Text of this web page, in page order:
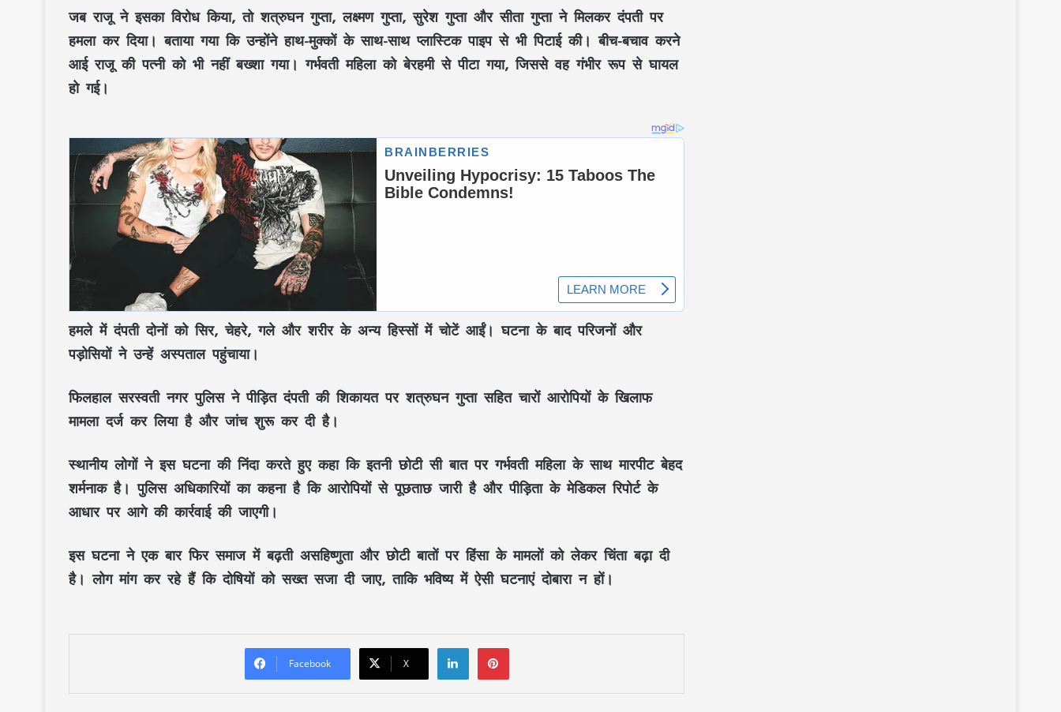
जब राजू ने इसका विरोध किया, तो शत्रुघन गुप्ता, लक्ष्मण गुप्ता, सुरेश गुप्ता और सीता गुप्ता ने मिलकर दंपती पर
हमला कर दिया। बताया गया कि उन्होंने हाथ-मुक्कों के साथ-साथ प्लास्टिक पाइप से भी पिटाई की। बीच-बचाव करने
आई राजू की पत्नी को भी नहीं बख्शा गया। गर्भवती महिला को बेरहमी से पीटा गया, जिससे वह गंभीर रूप से घायल
हो गई।
हमले में दंपती दोनों को सिर, चेहरे, गले और शरीर के अन्य हिस्सों में चोटें आईं। घटना के बाद परिजनों और
पड़ोसियों ने उन्हें अस्पताल पहुंचाया।
फिलहाल सरस्वती नगर पुलिस ने पीड़ित दंपती की शिकायत पर शत्रुघन गुप्ता सहित चारों आरोपियों के खिलाफ
मामला दर्ज कर लिया है और जांच शुरू कर दी है।
स्थानीय लोगों ने इस घटना की निंदा करते हुए कहा कि इतनी छोटी सी बात पर गर्भवती महिला के साथ मारपीट बेहद
शर्मनाक है। पुलिस अधिकारियों का कहना है कि आरोपियों से पूछताछ जारी है और पीड़िता के मेडिकल रिपोर्ट के
आधार पर आगे की कार्रवाई की जाएगी।
इस घटना ने एक बार फिर समाज में बढ़ती असहिष्णुता और छोटी बातों पर हिंसा के मामलों को लेकर चिंता बढ़ा दी
है। लोग मांग कर रहे हैं कि दोषियों को सख्त सजा दी जाए, ताकि भविष्य में ऐसी घटनाएं दोबारा न हों।
Facebook X
LinkedInPinterest
सूरजपुर में शराब पीकर गाड़ी चलाने वालों पर
पुलिस की कार्रवाई, एल्कोमीटर जांच में 3 चालक
रायगढ़ में हाथी का आतंक, ग्रामीण की मौत;
बस्ती के पास पहुंचा था जंगली हाथी
बाइकर्स और शराबियों पर होगी सख्त कार्रवाई
नामी ब्रांड के नाम पर नकली ऑयल का कारोबार,
पुलिस ने 2.66 लाख का माल किया जब्त